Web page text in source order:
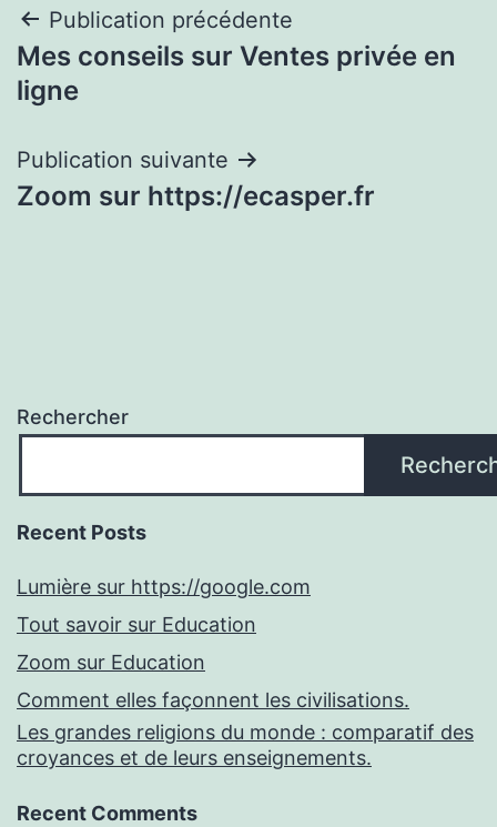
Navigation
de
Publication précédente
Mes conseils sur Ventes privée en
ligne
Publication suivante
Zoom sur https://ecasper.fr
Rechercher
Recent Posts
Lumière sur https://google.com
Tout savoir sur Education
Zoom sur Education
Comment elles façonnent les civilisations.
Les grandes religions du monde : comparatif des
croyances et de leurs enseignements.
Recent Comments